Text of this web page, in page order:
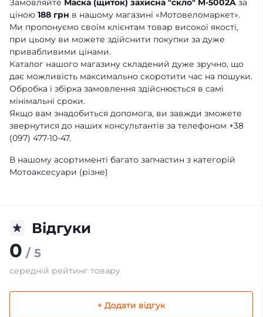
ціною 188 грн в нашому магазині «Мотовеломаркет».
Ми пропонуємо своїм клієнтам товар високої якості,
при цьому ви можете здійснити покупки за дуже
привабливими цінами.
Каталог нашого магазину складений дуже зручно, що
дає можливість максимально скоротити час на пошуки.
Обробка і збірка замовлення здійснюється в самі
мінімальні сроки.
Якщо вам знадобиться допомога, ви завжди зможете
звернутися до наших консультантів за телефоном +38
(097) 477-10-47.
В нашому асортименті багато запчастин з категорій
Мотоаксесуари (різне)
Відгуки
0 / 5
середній рейтинг товару
+ Додати відгук